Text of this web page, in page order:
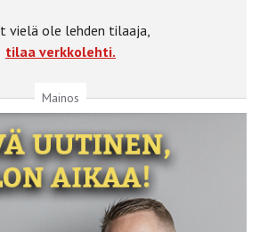
vielä ole lehden tilaaja,
tilaa verkkolehti.
Mainos